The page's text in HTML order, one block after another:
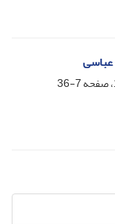
عباسی
7-36